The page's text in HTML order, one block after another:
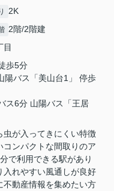
2K
2階/2階建
目
歩5分
陽バス「美山台1」 停歩
ス6分 山陽バス「王居
が入ってきにくい特徴
ンパクトな間取りのア
で利用できる駅があり
入れやすい風通しが良好
不動産情報を集めたい方